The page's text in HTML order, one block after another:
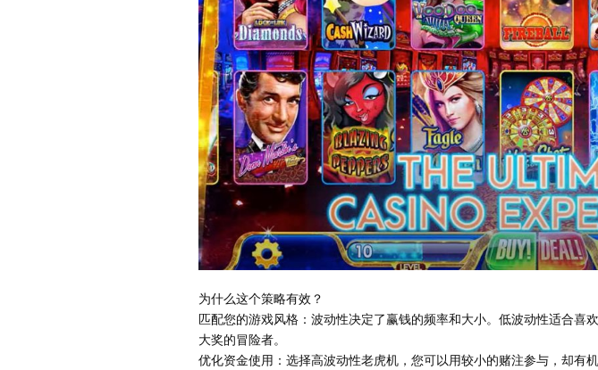
为什么这个策略有效？
匹配您的游戏风格：波动性决定了赢钱的频率和大小。低波动性适合喜
大奖的冒险者。
优化资金使用：选择高波动性老虎机，您可以用较小的赌注参与，却有